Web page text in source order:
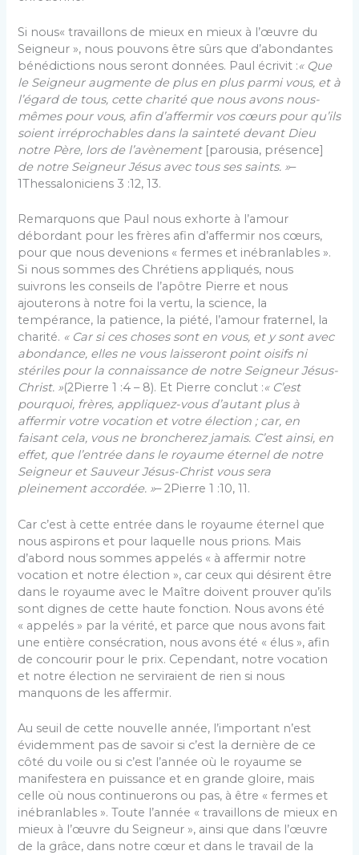
Si nous« travaillons de mieux en mieux à l’œuvre du
Seigneur », nous pouvons être sûrs que d’abondantes
bénédictions nous seront données. Paul écrivit :« Que
le Seigneur augmente de plus en plus parmi vous, et à
l’égard de tous, cette charité que nous avons nous-
mêmes pour vous, afin d’affermir vos cœurs pour qu’ils
soient irréprochables dans la sainteté devant Dieu
notre Père, lors de l’avènement [parousia, présence]
de notre Seigneur Jésus avec tous ses saints. »–
1Thessaloniciens 3 :12, 13.
Remarquons que Paul nous exhorte à l’amour
débordant pour les frères afin d’affermir nos cœurs,
pour que nous devenions « fermes et inébranlables ».
Si nous sommes des Chrétiens appliqués, nous
suivrons les conseils de l’apôtre Pierre et nous
ajouterons à notre foi la vertu, la science, la
tempérance, la patience, la piété, l’amour fraternel, la
charité. « Car si ces choses sont en vous, et y sont avec
abondance, elles ne vous laisseront point oisifs ni
stériles pour la connaissance de notre Seigneur Jésus-
Christ. »(2Pierre 1 :4 – 8). Et Pierre conclut :« C’est
pourquoi, frères, appliquez-vous d’autant plus à
affermir votre vocation et votre élection ; car, en
faisant cela, vous ne broncherez jamais. C’est ainsi, en
effet, que l’entrée dans le royaume éternel de notre
Seigneur et Sauveur Jésus-Christ vous sera
pleinement accordée. »– 2Pierre 1 :10, 11.
Car c’est à cette entrée dans le royaume éternel que
nous aspirons et pour laquelle nous prions. Mais
d’abord nous sommes appelés « à affermir notre
vocation et notre élection », car ceux qui désirent être
dans le royaume avec le Maître doivent prouver qu’ils
sont dignes de cette haute fonction. Nous avons été
« appelés » par la vérité, et parce que nous avons fait
une entière consécration, nous avons été « élus », afin
de concourir pour le prix. Cependant, notre vocation
et notre élection ne serviraient de rien si nous
manquons de les affermir.
Au seuil de cette nouvelle année, l’important n’est
évidemment pas de savoir si c’est la dernière de ce
côté du voile ou si c’est l’année où le royaume se
manifestera en puissance et en grande gloire, mais
celle où nous continuerons ou pas, à être « fermes et
inébranlables ». Toute l’année « travaillons de mieux en
mieux à l’œuvre du Seigneur », ainsi que dans l’œuvre
de la grâce, dans notre cœur et dans le travail de la